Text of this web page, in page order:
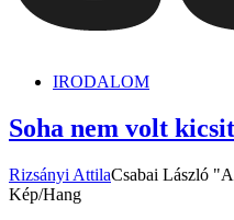
IRODALOM
Soha nem volt
Rizsányi AttilaCsabai László
Kép/Hang